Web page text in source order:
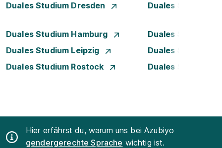
Duales Studium Dresden
Duales Studium
Duales Studium Hamburg
Duales Studium
Duales Studium Leipzig
Duales Studium
Duales Studium Rostock
Duales Studium
Hier erfährst du, warum uns bei Azubiyo
gendergerechte Sprache wichtig ist.